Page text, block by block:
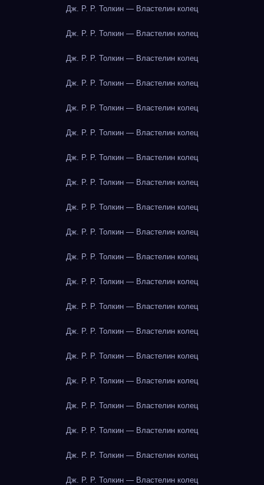
Дж. Р. Р. Толкин — Властелин колец
Дж. Р. Р. Толкин — Властелин колец
Дж. Р. Р. Толкин — Властелин колец
Дж. Р. Р. Толкин — Властелин колец
Дж. Р. Р. Толкин — Властелин колец
Дж. Р. Р. Толкин — Властелин колец
Дж. Р. Р. Толкин — Властелин колец
Дж. Р. Р. Толкин — Властелин колец
Дж. Р. Р. Толкин — Властелин колец
Дж. Р. Р. Толкин — Властелин колец
Дж. Р. Р. Толкин — Властелин колец
Дж. Р. Р. Толкин — Властелин колец
Дж. Р. Р. Толкин — Властелин колец
Дж. Р. Р. Толкин — Властелин колец
Дж. Р. Р. Толкин — Властелин колец
Дж. Р. Р. Толкин — Властелин колец
Дж. Р. Р. Толкин — Властелин колец
Дж. Р. Р. Толкин — Властелин колец
Дж. Р. Р. Толкин — Властелин колец
Дж. Р. Р. Толкин — Властелин колец